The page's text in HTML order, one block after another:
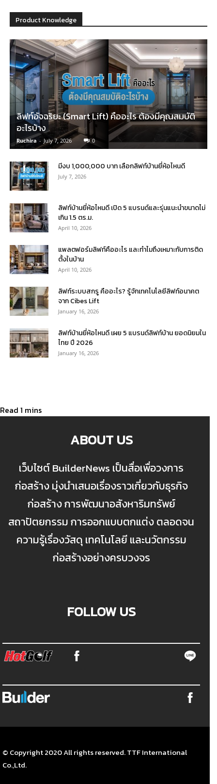
Product Knowledge
ลิฟท์อัจฉริยะ (Smart Lift) คืออะไร ต้องมีคุณสมบัติ
อะไรบ้าง
Ruchira - July 7, 2026 0
มีงบ 1,000,000 บาท เลือกลิฟท์บ้านยี่ห้อไหนดี
July 7, 2026
ลิฟท์บ้านยี่ห้อไหนดี เปิด 5 แบรนด์และรุ่นแนะนำขนาดไม่
เกิน 1.5 ตร.ม.
April 10, 2026
แพลตฟอร์มลิฟท์คืออะไร และทำไมถึงเหมาะกับการติด
ตั้งในบ้าน
April 10, 2026
ลิฟท์ระบบสกรู คืออะไร? รู้จักเทคโนโลยีลิฟท์อนาคต
จาก Cibes Lift
January 16, 2026
ลิฟท์บ้านยี่ห้อไหนดี เผย 5 แบรนด์ลิฟท์บ้าน ยอดนิยมใน
ไทย ปี 2026
January 16, 2026
ABOUT US
เว็บไซต์ BuilderNews เป็นสื่อเพื่อวงการ
ก่อสร้าง มุ่งนำเสนอเรื่องราวเกี่ยวกับธุรกิจ
ก่อสร้าง การพัฒนาอสังหาริมทรัพย์
สถาปัตยกรรม การออกแบบตกแต่ง ตลอดจน
ความรู้เรื่องวัสดุ เทคโนโลยี และนวัตกรรม
ก่อสร้างอย่างครบวงจร
FOLLOW US
© Copyright 2020 All rights reserved. TTF International
Co.,Ltd.